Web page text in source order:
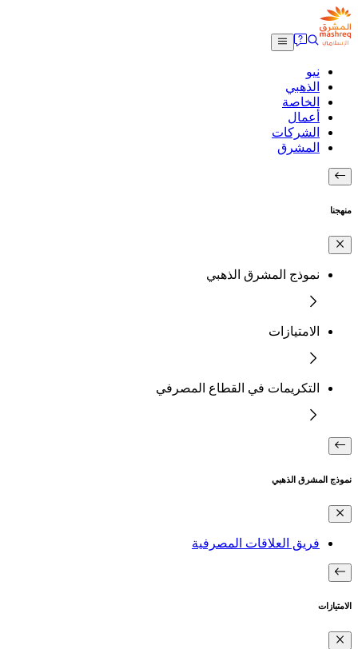
نيو
الذهبي
الخاصة
أعمال
الشركات
المشرق
منهجنا
نموذج المشرق الذهبي
الامتيازات
التكريمات في القطاع المصرفي
نموذج المشرق الذهبي
فريق العلاقات المصرفية
الامتيازات